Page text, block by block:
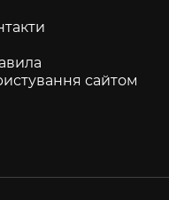
сайтом